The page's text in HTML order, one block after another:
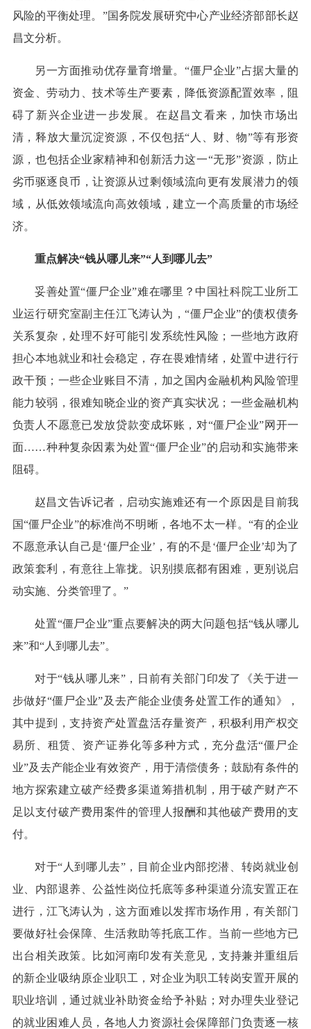
风险的平衡处理。”国务院发展研究中心产业经济部部长赵
昌文分析。
另一方面推动优存量育增量。“僵尸企业”占据大量的
资金、劳动力、技术等生产要素，降低资源配置效率，阻
碍了新兴企业进一步发展。在赵昌文看来，加快市场出
清，释放大量沉淀资源，不仅包括“人、财、物”等有形资
源，也包括企业家精神和创新活力这一“无形”资源，防止
劣币驱逐良币，让资源从过剩领域流向更有发展潜力的领
域，从低效领域流向高效领域，建立一个高质量的市场经
济。
重点解决“钱从哪儿来”“人到哪儿去”
妥善处置“僵尸企业”难在哪里？中国社科院工业所工
业运行研究室副主任江飞涛认为，“僵尸企业”的债权债务
关系复杂，处理不好可能引发系统性风险；一些地方政府
担心本地就业和社会稳定，存在畏难情绪，处置中进行行
政干预；一些企业账目不清，加之国内金融机构风险管理
能力较弱，很难知晓企业的资产真实状况；一些金融机构
负责人不愿意已发放贷款变成坏账，对“僵尸企业”网开一
面……种种复杂因素为处置“僵尸企业”的启动和实施带来
阻碍。
赵昌文告诉记者，启动实施难还有一个原因是目前我
国“僵尸企业”的标准尚不明晰，各地不太一样。“有的企业
不愿意承认自己是‘僵尸企业’，有的不是‘僵尸企业’却为了
政策套利，有意往上靠拢。识别摸底都有困难，更别说启
动实施、分类管理了。”
处置“僵尸企业”重点要解决的两大问题包括“钱从哪儿
来”和“人到哪儿去”。
对于“钱从哪儿来”，日前有关部门印发了《关于进一
步做好“僵尸企业”及去产能企业债务处置工作的通知》，
其中提到，支持资产处置盘活存量资产，积极利用产权交
易所、租赁、资产证券化等多种方式，充分盘活“僵尸企
业”及去产能企业有效资产，用于清偿债务；鼓励有条件的
地方探索建立破产经费多渠道筹措机制，用于破产财产不
足以支付破产费用案件的管理人报酬和其他破产费用的支
付。
对于“人到哪儿去”，目前企业内部挖潜、转岗就业创
业、内部退养、公益性岗位托底等多种渠道分流安置正在
进行，江飞涛认为，这方面难以发挥市场作用，有关部门
要做好社会保障、生活救助等托底工作。当前一些地方已
出台相关政策。比如河南印发有关意见，支持兼并重组后
的新企业吸纳原企业职工，对企业为职工转岗安置开展的
职业培训，通过就业补助资金给予补贴；对办理失业登记
的就业困难人员，各地人力资源社会保障部门负责逐一核